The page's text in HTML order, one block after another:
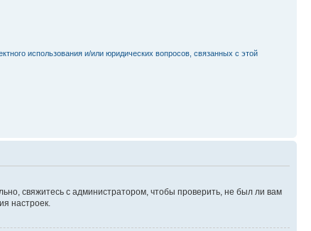
использования и/или юридических вопросов, связанных с этой
свяжитесь с администратором, чтобы проверить, не был ли вам
настроек.